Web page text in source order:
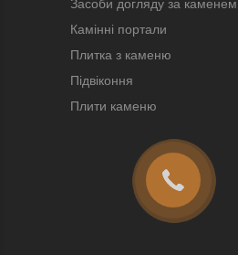
Камінні портали
Плитка з каменю
Підвіконня
Плити каменю